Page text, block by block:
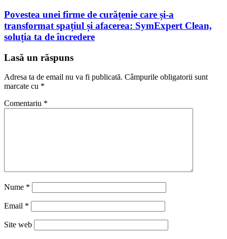
Povestea unei firme de curățenie care și-a
transformat spațiul și afacerea: SymExpert Clean,
soluția ta de încredere
Lasă un răspuns
Adresa ta de email nu va fi publicată. Câmpurile obligatorii sunt
marcate cu *
Comentariu *
Nume *
Email *
Site web